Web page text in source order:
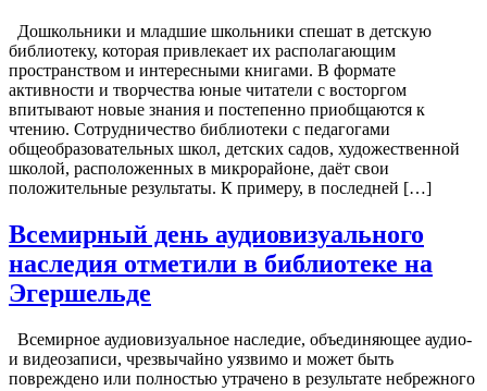
Дошкольники и младшие школьники спешат в детскую
библиотеку, которая привлекает их располагающим
пространством и интересными книгами. В формате
активности и творчества юные читатели с восторгом
впитывают новые знания и постепенно приобщаются к
чтению. Сотрудничество библиотеки с педагогами
общеобразовательных школ, детских садов, художественной
школой, расположенных в микрорайоне, даёт свои
положительные результаты. К примеру, в последней […]
Всемирный день аудиовизуального
наследия отметили в библиотеке на
Эгершельде
Всемирное аудиовизуальное наследие, объединяющее аудио-
и видеозаписи, чрезвычайно уязвимо и может быть
повреждено или полностью утрачено в результате небрежного